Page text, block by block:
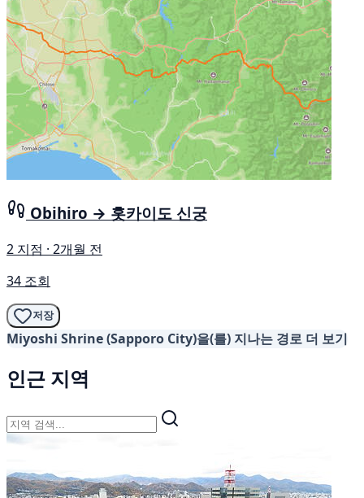
Obihiro → 홋카이도 신궁
2 지점 · 2개월 전
34 조회
저장
Miyoshi Shrine (Sapporo City)을(를) 지나는 경로 더 보기
인근 지역